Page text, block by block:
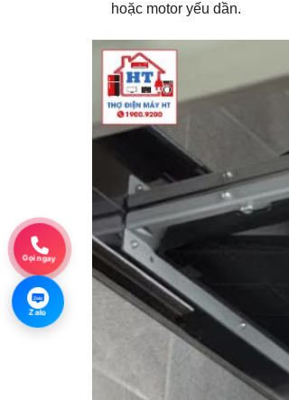
hoặc motor yếu dần.
Gọi ngay
Zalo
Zalo